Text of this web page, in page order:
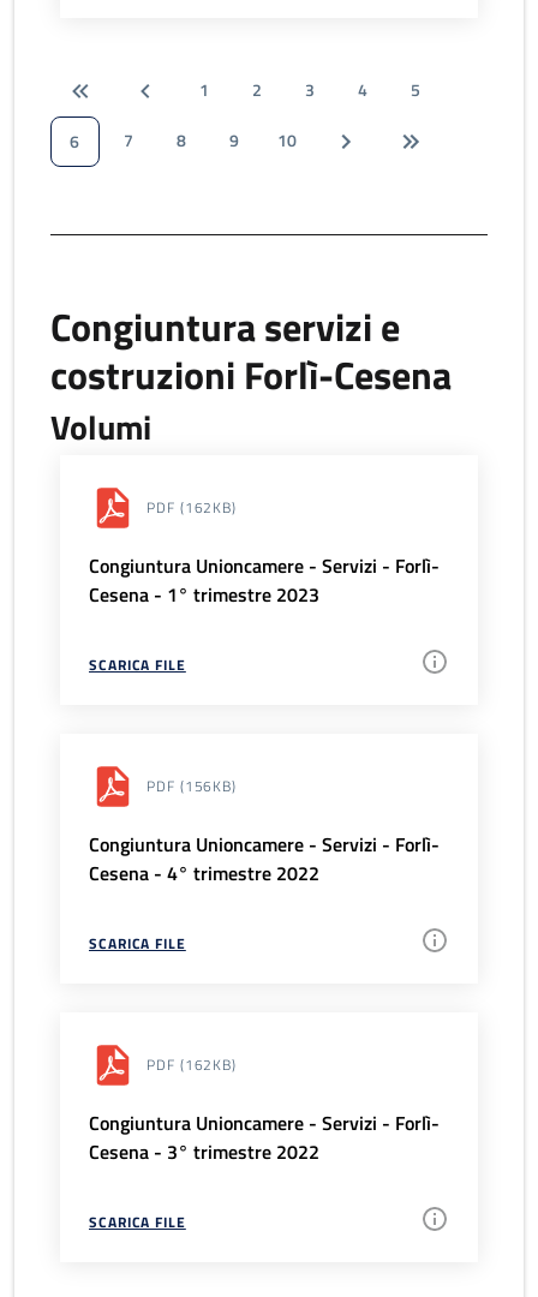
1 2 3 4
5
6
7 8 9 10
Congiuntura servizi e
costruzioni Forlì-Cesena
Volumi
PDF (162KB)
Congiuntura Unioncamere - Servizi - Forlì-
Cesena - 1° trimestre 2023
SCARICA FILE
PDF (156KB)
Congiuntura Unioncamere - Servizi - Forlì-
Cesena - 4° trimestre 2022
SCARICA FILE
PDF (162KB)
Congiuntura Unioncamere - Servizi - Forlì-
Cesena - 3° trimestre 2022
SCARICA FILE